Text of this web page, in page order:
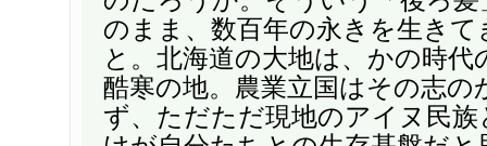
のまま、数百年の永きを生き
と。北海道の大地は、かの時代
酷寒の地。農業立国はその志の
ず、ただただ現地のアイヌ民族